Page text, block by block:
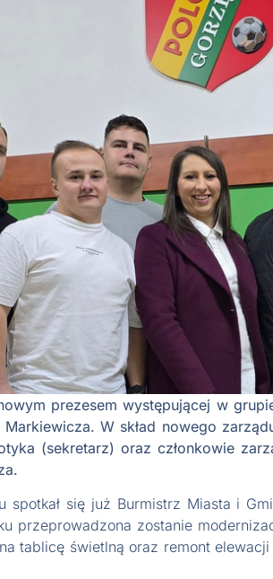
prezesem występującej w
W skład nowego
(sekretarz) oraz członkowie
spotkał się już Burmistrz Miasta i
przeprowadzona zostanie
tablicę świetlną oraz remont